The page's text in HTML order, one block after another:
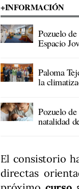
+INFORMACIÓN
Pozuelo
Espacio
Paloma
la
Pozuelo
natalidad
El consistorio
directas